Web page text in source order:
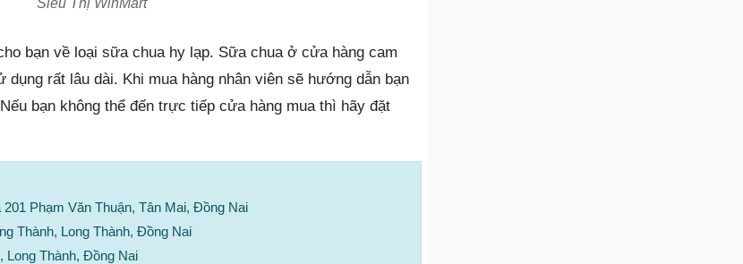
Siêu Thị WinMart
bạn về loại sữa chua hy lạp. Sữa chua ở cửa hàng cam
dụng rất lâu dài. Khi mua hàng nhân viên sẽ hướng dẫn bạn
bạn không thể đến trực tiếp cửa hàng mua thì hãy đặt
Phạm Văn Thuận, Tân Mai, Đồng Nai
Thành, Long Thành, Đồng Nai
Long Thành, Đồng Nai